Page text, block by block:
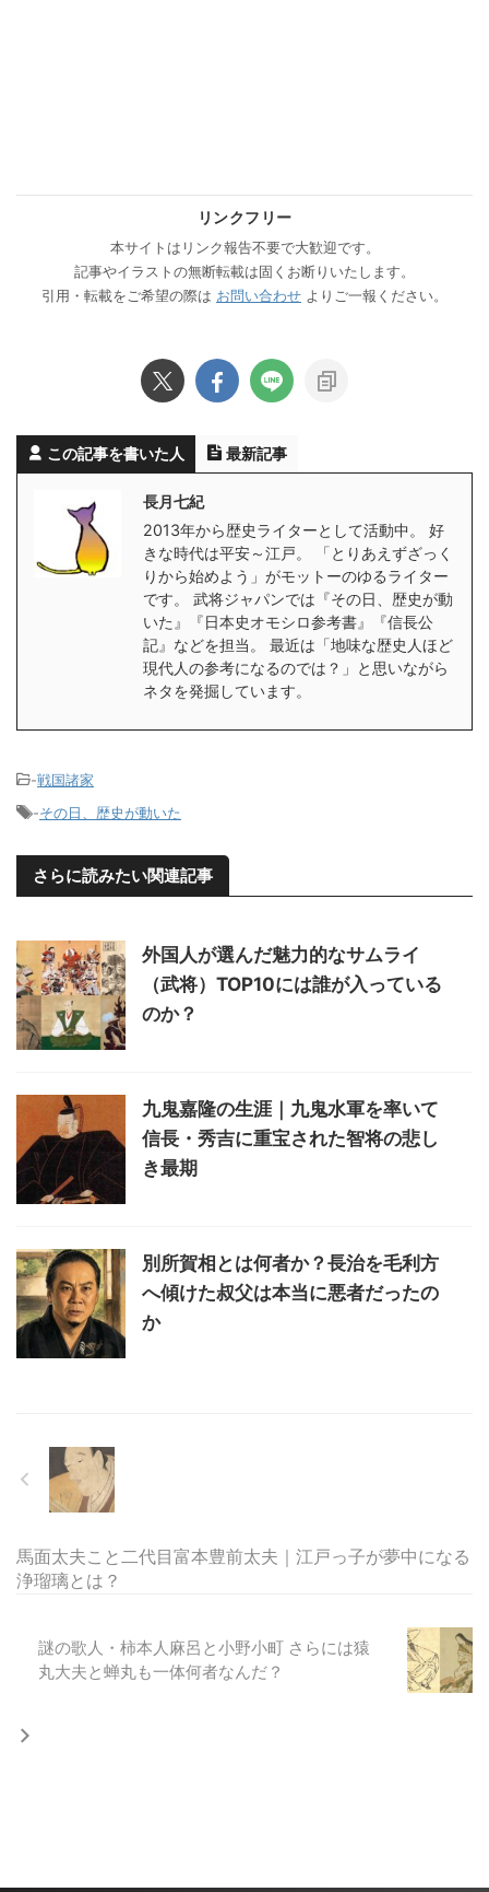
リンクフリー
本サイトはリンク報告不要で大歓迎です。
記事やイラストの無断転載は固くお断りいたします。
引用・転載をご希望の際は お問い合わせ よりご一報ください。
この記事を書いた人 最新記事
長月七紀
2013年から歴史ライターとして活動中。 好
きな時代は平安～江戸。 「とりあえずざっく
りから始めよう」がモットーのゆるライター
です。 武将ジャパンでは『その日、歴史が動
いた』『日本史オモシロ参考書』『信長公
記』などを担当。 最近は「地味な歴史人ほど
現代人の参考になるのでは？」と思いながら
ネタを発掘しています。
-戦国諸家
-その日、歴史が動いた
さらに読みたい関連記事
外国人が選んだ魅力的なサムライ
（武将）TOP10には誰が入っている
のか？
九鬼嘉隆の生涯｜九鬼水軍を率いて
信長・秀吉に重宝された智将の悲し
き最期
別所賀相とは何者か？長治を毛利方
へ傾けた叔父は本当に悪者だったの
か
馬面太夫こと二代目富本豊前太夫｜江戸っ子が夢中になる
浄瑠璃とは？
謎の歌人・柿本人麻呂と小野小町 さらには猿
丸大夫と蝉丸も一体何者なんだ？